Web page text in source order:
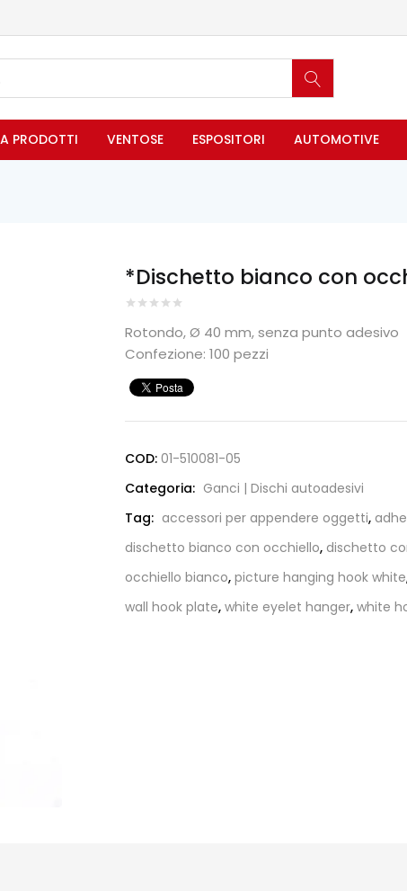
PRODOTTI VENTOSE ESPOSITORI AUTOMOTIVE
*Dischetto bianco con
Rotondo, Ø 40 mm, senza punto adesivo
Confezione: 100 pezzi
COD: 01-510081-05
Categoria: Ganci | Dischi autoadesivi
Tag: accessori per appendere oggetti,
dischetto bianco con occhiello, dischetto
occhiello bianco, picture hanging hook white
wall hook plate, white eyelet hanger, white